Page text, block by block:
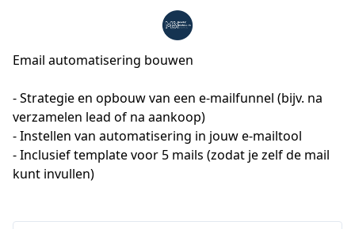
Email automatisering bouwen
- Strategie en opbouw van een e-mailfunnel (bijv. na
verzamelen lead of na aankoop)
- Instellen van automatisering in jouw e-mailtool
- Inclusief template voor 5 mails (zodat je zelf de mail
kunt invullen)